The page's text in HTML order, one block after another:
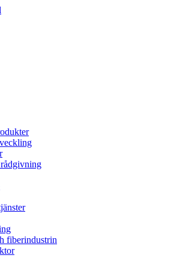
fiberindustrin